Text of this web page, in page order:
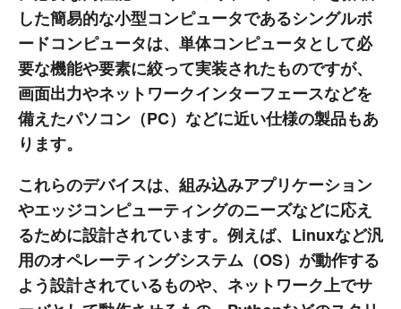
した簡易的な小型コンピュータであるシングルボ
ードコンピュータは、単体コンピュータとして必
要な機能や要素に絞って実装されたものですが、
画面出力やネットワークインターフェースなどを
備えたパソコン（PC）などに近い仕様の製品もあ
ります。
これらのデバイスは、組み込みアプリケーション
やエッジコンピューティングのニーズなどに応え
るために設計されています。例えば、Linuxなど汎
用のオペレーティングシステム（OS）が動作する
よう設計されているものや、ネットワーク上でサ